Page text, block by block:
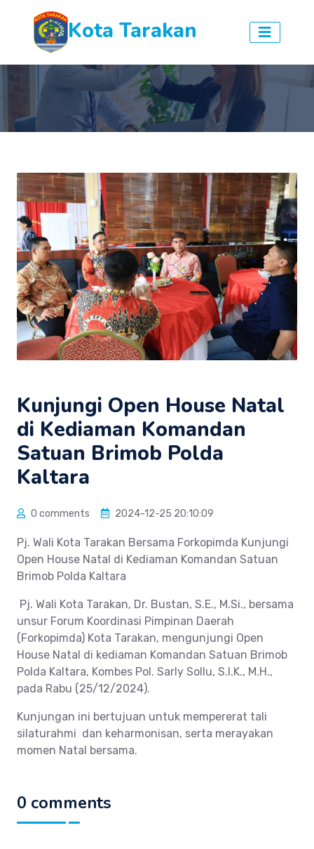
Kota Tarakan
Kunjungi Open House Natal
di Kediaman Komandan
Satuan Brimob Polda
Kaltara
0 comments 2024-12-25 20:10:09
Pj. Wali Kota Tarakan Bersama Forkopimda Kunjungi
Open House Natal di Kediaman Komandan Satuan
Brimob Polda Kaltara
Pj. Wali Kota Tarakan, Dr. Bustan, S.E., M.Si., bersama
unsur Forum Koordinasi Pimpinan Daerah
(Forkopimda) Kota Tarakan, mengunjungi Open
House Natal di kediaman Komandan Satuan Brimob
Polda Kaltara, Kombes Pol. Sarly Sollu, S.I.K., M.H.,
pada Rabu (25/12/2024).
Kunjungan ini bertujuan untuk mempererat tali
silaturahmi dan keharmonisan, serta merayakan
momen Natal bersama.
0 comments